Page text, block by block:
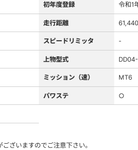
初年度登録 令和1
走行距離
スピードリミッタ -
上物型式
ミッション（速） MT6
パワステ ○
ざいますのでご注意下さい。